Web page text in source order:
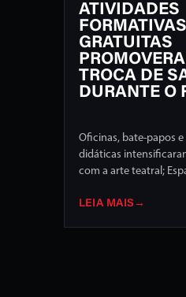
ATIVIDADES
FORMATIVAS
GRATUITAS
TROCA DE
DURANTE O
Oficinas, bate-papos
didáticas
com a arte teatral;
LEIA MAIS →